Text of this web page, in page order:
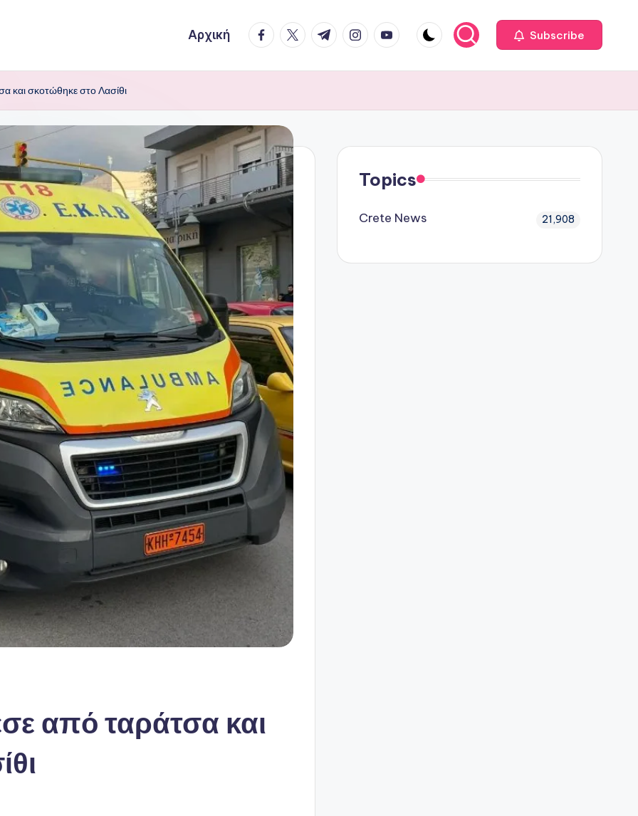
Αρχική facebook.com
twitter.com
t.me instagram.com
youtube.com Subscribe
και σκοτώθηκε στο Λασίθι
από ταράτσα και
Topics
Crete News 21,908